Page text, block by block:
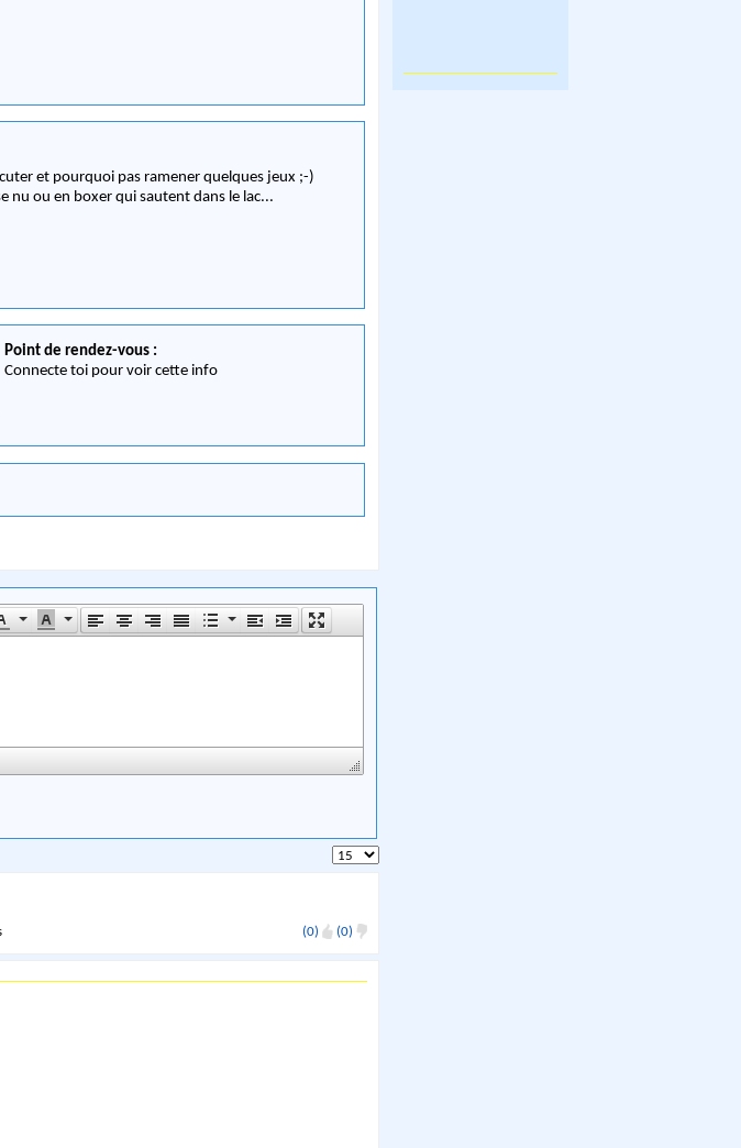
et pourquoi pas ramener quelques jeux ;-)
nu ou en boxer qui sautent dans le lac...
Point de rendez-vous :
Connecte toi pour voir cette info
(0) (0)